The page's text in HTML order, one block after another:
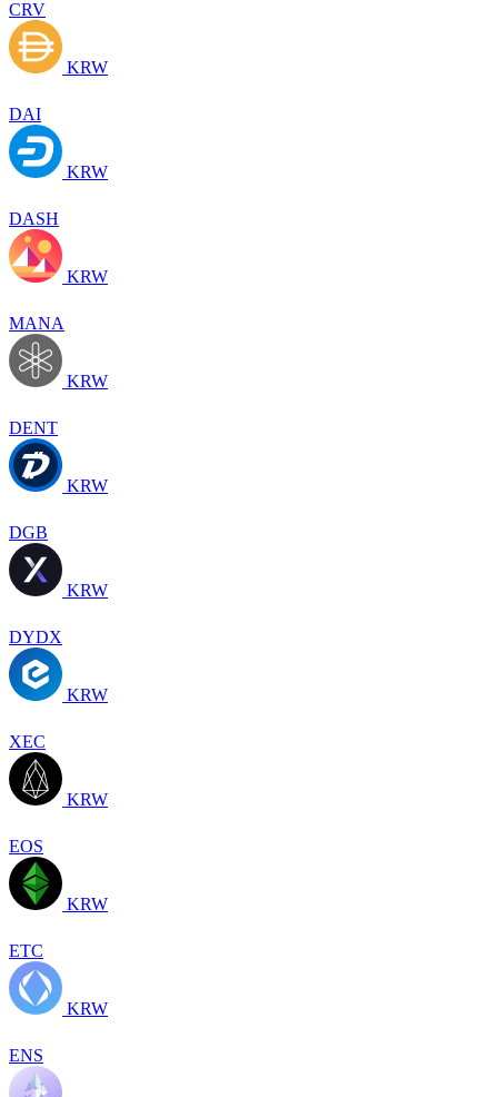
CRV
KRW
DAI
KRW
DASH
KRW
MANA
KRW
DENT
KRW
DGB
KRW
DYDX
KRW
XEC
KRW
EOS
KRW
ETC
KRW
ENS